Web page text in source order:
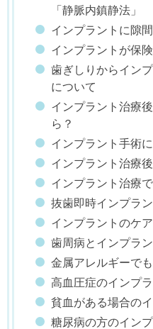
「静脈内鎮静法」
インプラントに隙
インプラントが保
歯ぎしりからイン
について
インプラント治療
ら？
インプラント手術
インプラント治療
インプラント治療
抜歯即時インプラ
インプラントのケ
歯周病とインプラ
金属アレルギーで
高血圧症のインプ
貧血がある場合の
糖尿病の方のイン